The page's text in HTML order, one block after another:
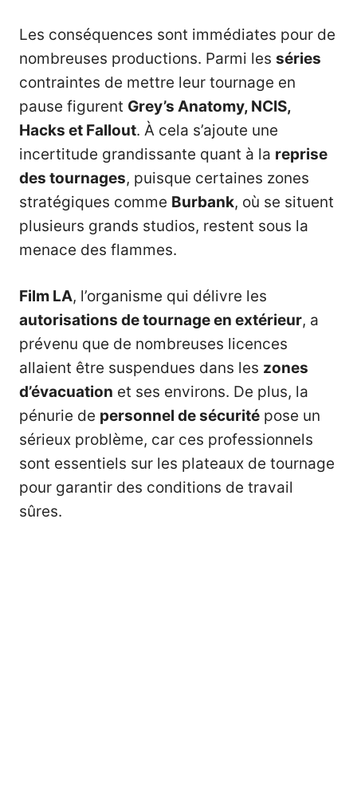
Les conséquences sont immédiates pour de
nombreuses productions. Parmi les séries
contraintes de mettre leur tournage en
pause figurent Grey’s Anatomy, NCIS,
Hacks et Fallout. À cela s’ajoute une
incertitude grandissante quant à la reprise
des tournages, puisque certaines zones
stratégiques comme Burbank, où se situent
plusieurs grands studios, restent sous la
menace des flammes.
Film LA, l’organisme qui délivre les
autorisations de tournage en extérieur, a
prévenu que de nombreuses licences
allaient être suspendues dans les zones
d’évacuation et ses environs. De plus, la
pénurie de personnel de sécurité pose un
sérieux problème, car ces professionnels
sont essentiels sur les plateaux de tournage
pour garantir des conditions de travail
sûres.